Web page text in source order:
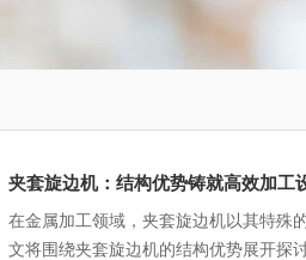
夹套旋边机：结构优势铸就高效加工
在金属加工领域，夹套旋边机以其特殊
文将围绕夹套旋边机的结构优势展开探